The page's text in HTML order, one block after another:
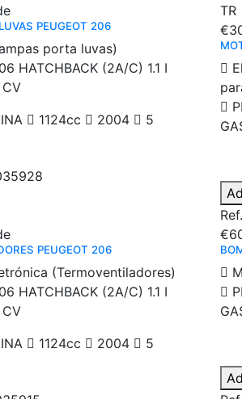
PEUGEOT 206
porta luvas)
HATCHBACK (2A/C) 1.1 I
1124cc 2004 5
TR
PEUGEOT 206
(Termoventiladores)
HATCHBACK (2A/C) 1.1 I
1124cc 2004 5